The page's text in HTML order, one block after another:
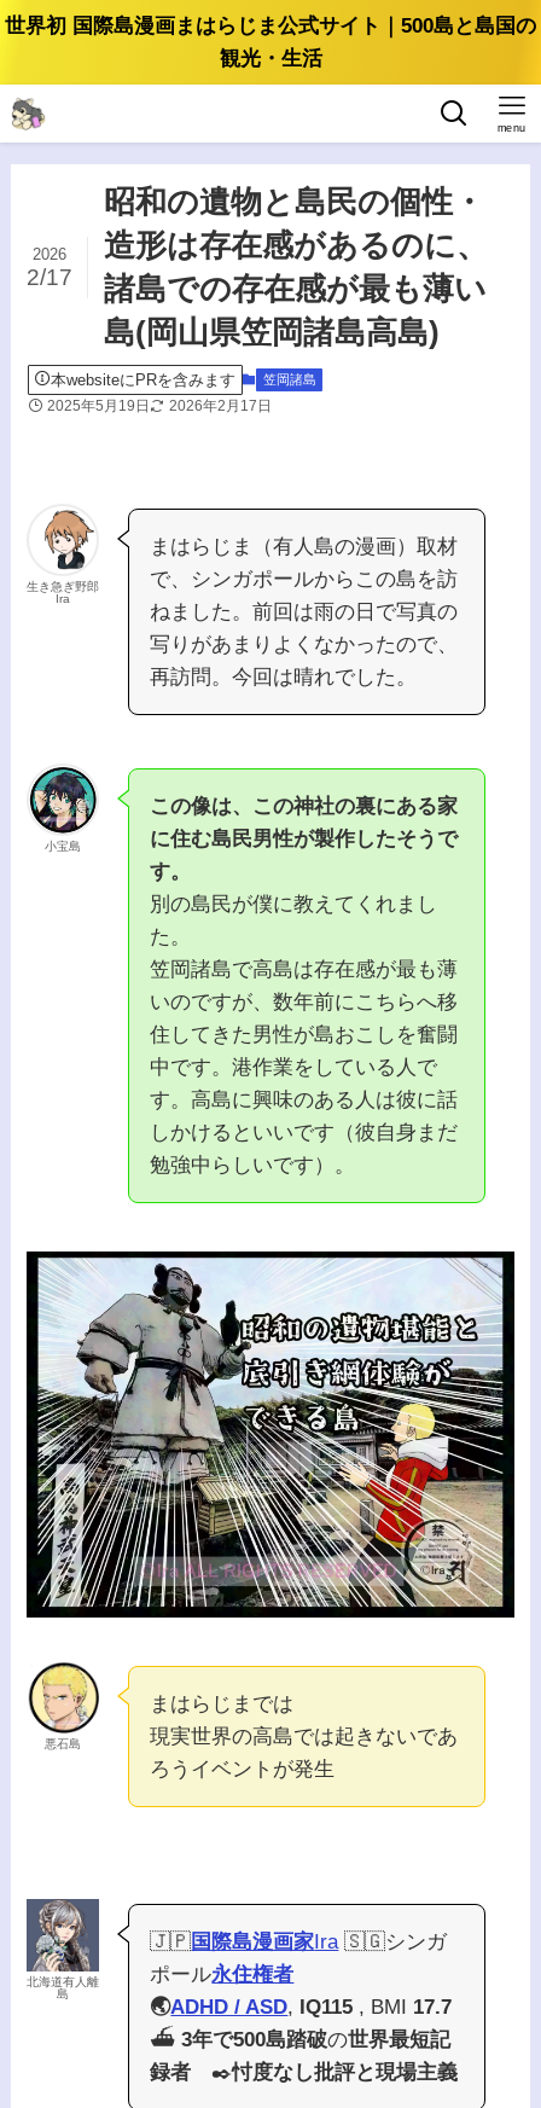
世界初 国際島漫画まはらじま公式サイト｜500島と島国の
観光・生活
menu
昭和の遺物と島民の個性・
造形は存在感があるのに、
諸島での存在感が最も薄い
島(岡山県笠岡諸島高島)
2026
2/17
本websiteにPRを含みます 笠岡諸島
2025年5月19日 2026年2月17日
生き急ぎ野郎
Ira
まはらじま（有人島の漫画）取材
で、シンガポールからこの島を訪
ねました。前回は雨の日で写真の
写りがあまりよくなかったので、
再訪問。今回は晴れでした。
小宝島
この像は、この神社の裏にある家
に住む島民男性が製作したそうで
す。
別の島民が僕に教えてくれまし
た。
笠岡諸島で高島は存在感が最も薄
いのですが、数年前にこちらへ移
住してきた男性が島おこしを奮闘
中です。港作業をしている人で
す。高島に興味のある人は彼に話
しかけるといいです（彼自身まだ
勉強中らしいです）。
悪石島
まはらじまでは
現実世界の高島では起きないであ
ろうイベントが発生
北海道有人離
島
🇯🇵国際島漫画家Ira 🇸🇬シンガ
ポール永住権者
🌏ADHD / ASD, IQ115 , BMI 17.7
⛴️3年で500島踏破の世界最短記
録者 ✒️忖度なし批評と現場主義